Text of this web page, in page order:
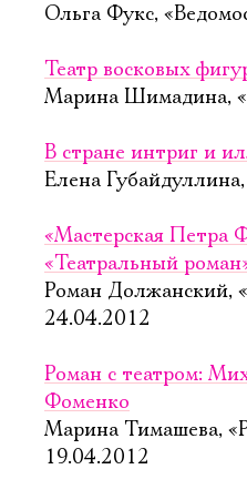
Ольга Фукс,
Театр восковых
Марина Шимадина,
В стране интриг и
Елена
«Мастерская Петра
«Театральный
Роман Должанский,
24.04.2012
Роман с театром:
Фоменко
Марина Тимашева,
19.04.2012